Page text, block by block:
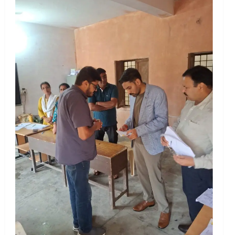
UTTARAKHAND NEWS
मिस उत्तराखंड 2026 के सब-कॉन्टेस्ट ‘मिस
August 5, 2026
4
UTTARAKHAND NEWS
एमआईटी वर्ल्ड पीस यूनिवर्सिटी और जर्मनी के
बीएसबीआई के बीच समझौता; भारतीय छात्रों
को मिलेंगे वैश्विक अवसर
August 5, 2026
STATES NEWS
महाराज की राजस्थान के मुख्यमंत्री से
शिष्टाचार भेंट पर्यटन और सांस्कृतिक
गतिविधियों के विस्तार पर हुई चर्चा
August 4, 2026